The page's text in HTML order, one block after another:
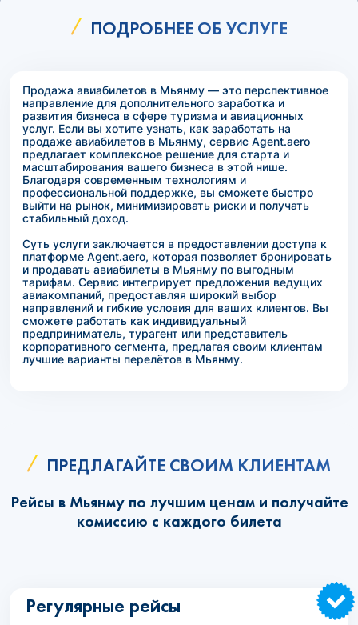
ПОДРОБНЕЕ ОБ УСЛУГЕ
Продажа авиабилетов в Мьянму — это перспективное
направление для дополнительного заработка и
развития бизнеса в сфере туризма и авиационных
услуг. Если вы хотите узнать, как заработать на
продаже авиабилетов в Мьянму, сервис Agent.aero
предлагает комплексное решение для старта и
масштабирования вашего бизнеса в этой нише.
Благодаря современным технологиям и
профессиональной поддержке, вы сможете быстро
выйти на рынок, минимизировать риски и получать
стабильный доход.
Суть услуги заключается в предоставлении доступа к
платформе Agent.aero, которая позволяет бронировать
и продавать авиабилеты в Мьянму по выгодным
тарифам. Сервис интегрирует предложения ведущих
авиакомпаний, предоставляя широкий выбор
направлений и гибкие условия для ваших клиентов. Вы
сможете работать как индивидуальный
предприниматель, турагент или представитель
корпоративного сегмента, предлагая своим клиентам
лучшие варианты перелётов в Мьянму.
ПРЕДЛАГАЙТЕ СВОИМ КЛИЕНТАМ
Рейсы в Мьянму по лучшим ценам и получайте
комиссию с каждого билета
Регулярные рейсы